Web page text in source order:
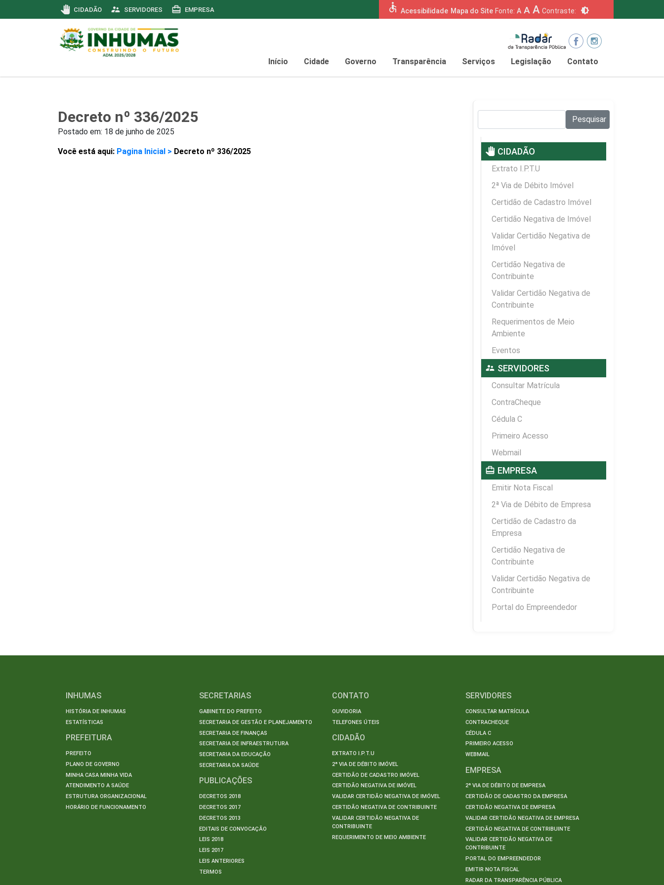
pan_tool CIDADÃO supervisor_account SERVIDORES card_travel EMPRESA accessible Acessibilidade Mapa do Site Fonte: A A A Contraste: brightness_6
Início Cidade Governo Transparência Serviços Legislação Contato
Decreto nº 336/2025
Postado em: 18 de junho de 2025
Você está aqui: Pagina Inicial > Decreto nº 336/2025
Pesquisar
pan_tool CIDADÃO
Extrato I.P.T.U
2ª Via de Débito Imóvel
Certidão de Cadastro Imóvel
Certidão Negativa de Imóvel
Validar Certidão Negativa de
Imóvel
Certidão Negativa de
Contribuinte
Validar Certidão Negativa de
Contribuinte
Requerimentos de Meio
Ambiente
Eventos
supervisor_account SERVIDORES
Consultar Matrícula
ContraCheque
Cédula C
Primeiro Acesso
Webmail
card_travel EMPRESA
Emitir Nota Fiscal
2ª Via de Débito de Empresa
Certidão de Cadastro da
Empresa
Certidão Negativa de
Contribuinte
Validar Certidão Negativa de
Contribuinte
Portal do Empreendedor
INHUMAS
HISTÓRIA DE INHUMAS
ESTATÍSTICAS
PREFEITURA
PREFEITO
PLANO DE GOVERNO
MINHA CASA MINHA VIDA
ATENDIMENTO A SAÚDE
ESTRUTURA ORGANIZACIONAL
HORÁRIO DE FUNCIONAMENTO
SECRETARIAS
GABINETE DO PREFEITO
SECRETARIA DE GESTÃO E PLANEJAMENTO
SECRETARIA DE FINANÇAS
SECRETARIA DE INFRAESTRUTURA
SECRETARIA DA EDUCAÇÃO
SECRETARIA DA SAÚDE
PUBLICAÇÕES
DECRETOS 2018
DECRETOS 2017
DECRETOS 2013
EDITAIS DE CONVOCAÇÃO
LEIS 2018
LEIS 2017
LEIS ANTERIORES
TERMOS
CONTATO
OUVIDORIA
TELEFONES ÚTEIS
CIDADÃO
EXTRATO I.P.T.U
2ª VIA DE DÉBITO IMÓVEL
CERTIDÃO DE CADASTRO IMÓVEL
CERTIDÃO NEGATIVA DE IMÓVEL
VALIDAR CERTIDÃO NEGATIVA DE IMÓVEL
CERTIDÃO NEGATIVA DE CONTRIBUINTE
VALIDAR CERTIDÃO NEGATIVA DE
CONTRIBUINTE
REQUERIMENTO DE MEIO AMBIENTE
SERVIDORES
CONSULTAR MATRÍCULA
CONTRACHEQUE
CÉDULA C
PRIMEIRO ACESSO
WEBMAIL
EMPRESA
2ª VIA DE DÉBITO DE EMPRESA
CERTIDÃO DE CADASTRO DA EMPRESA
CERTIDÃO NEGATIVA DE EMPRESA
VALIDAR CERTIDÃO NEGATIVA DE EMPRESA
CERTIDÃO NEGATIVA DE CONTRIBUINTE
VALIDAR CERTIDÃO NEGATIVA DE
CONTRIBUINTE
PORTAL DO EMPREENDEDOR
EMITIR NOTA FISCAL
RADAR DA TRANSPARÊNCIA PÚBLICA